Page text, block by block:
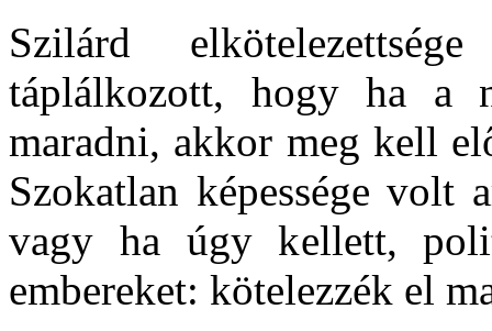
Szilárd
táplálkozott, hogy ha a
maradni, akkor meg kell
Szokatlan képessége volt
vagy ha úgy kellett,
embereket: kötelezzék el